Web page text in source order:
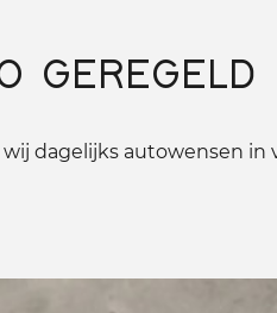
GEREGELD
dagelijks autowensen in